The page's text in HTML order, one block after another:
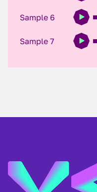
Sample 6
Sample 7